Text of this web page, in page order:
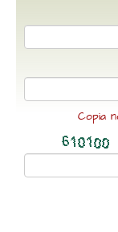
Copia